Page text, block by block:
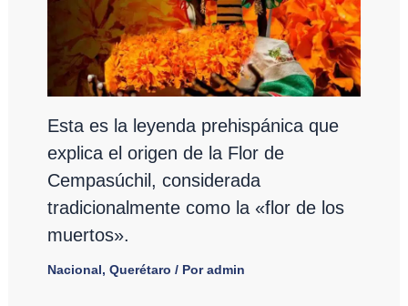
Esta es la leyenda prehispánica que
explica el origen de la Flor de
Cempasúchil, considerada
tradicionalmente como la «flor de los
muertos».
Nacional, Querétaro / Poradmin